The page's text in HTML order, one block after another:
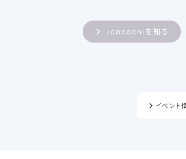
icocochiを知る
イベント